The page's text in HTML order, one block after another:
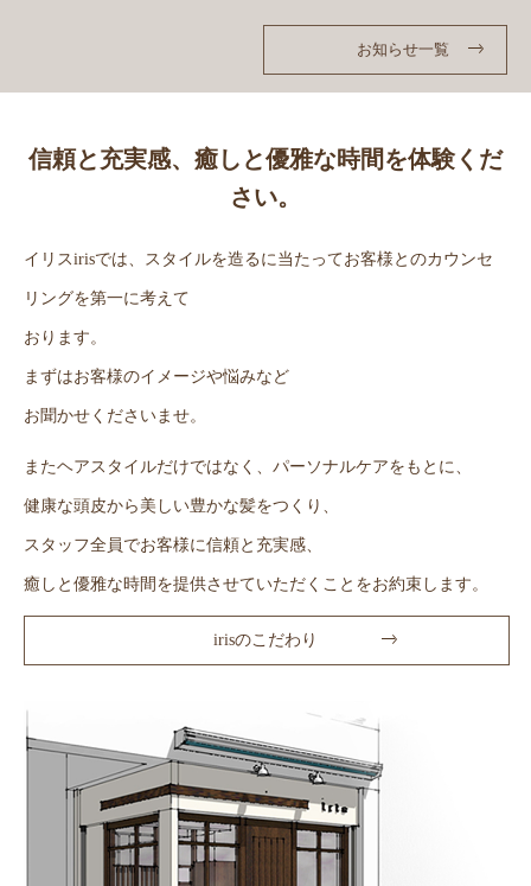
リクルート
ブログ
お知らせ一覧
信頼と充実感、癒しと優雅な時間を体験くだ
さい。
イリスirisでは、スタイルを造るに当たってお客様とのカウンセ
リングを第一に考えて
おります。
まずはお客様のイメージや悩みなど
お聞かせくださいませ。
またヘアスタイルだけではなく、パーソナルケアをもとに、
健康な頭皮から美しい豊かな髪をつくり、
スタッフ全員でお客様に信頼と充実感、
癒しと優雅な時間を提供させていただくことをお約束します。
irisのこだわり